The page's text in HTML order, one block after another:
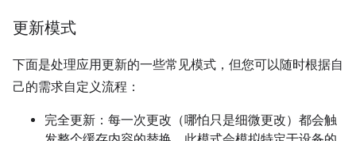
更新模式
下面是处理应用更新的一些常见模式，但您可以随时根据自
己的需求自定义流程：
完全更新：每一次更改（哪怕只是细微更改）都会触